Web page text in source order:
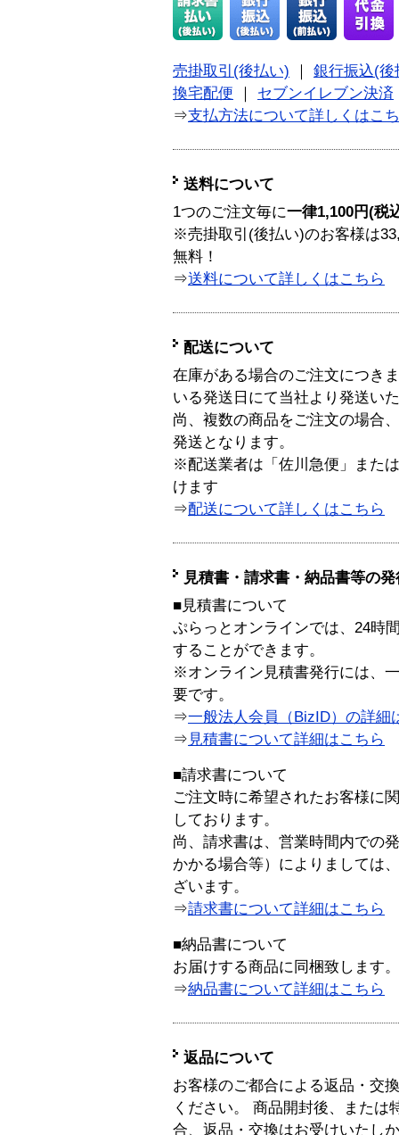
売掛取引(後払い)
銀行振込(後
換宅配便
セブンイレブン決済
⇒支払方法について詳しくはこ
送料について
1つのご注文毎に一律1,100円(税
※売掛取引(後払い)のお客様は
無料！
⇒送料について詳しくはこちら
配送について
在庫がある場合のご注文につき
いる発送日にて当社より発送い
尚、複数の商品をご注文の場合
発送となります。
※配送業者は「佐川急便」また
けます
⇒配送について詳しくはこちら
見積書・請求書・納品書等の
■見積書について
ぷらっとオンラインでは、24時
することができます。
※オンライン見積書発行には、
要です。
⇒一般法人会員（BizID）の詳細
⇒ 見積書について詳細はこちら
■請求書について
ご注文時に希望されたお客様に
しております。
尚、請求書は、営業時間内での
かかる場合等）によりましては
ざいます。
⇒請求書について詳細はこちら
■納品書について
お届けする商品に同梱致します。
⇒納品書について詳細はこちら
返品について
お客様のご都合による返品・交
ください。 商品開封後、または
合、返品・交換はお受けいたし